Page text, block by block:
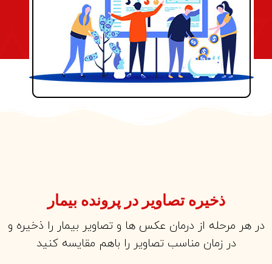
ذخیره تصاویر در پرونده بیمار
در هر مرحله از درمان عکس ها و تصاویر بیمار را ذخیره و
در زمان مناسب تصاویر را باهم مقایسه کنید